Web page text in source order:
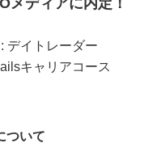
デイトレーダー
キャリアコース
ついて